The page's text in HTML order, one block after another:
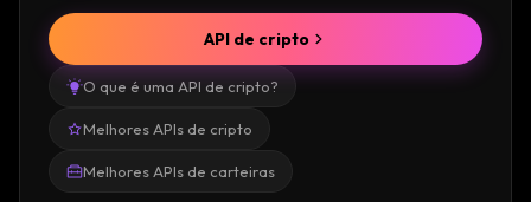
O que é uma API de cripto?
Melhores APIs de cripto
Melhores APIs de carteiras
API de cripto